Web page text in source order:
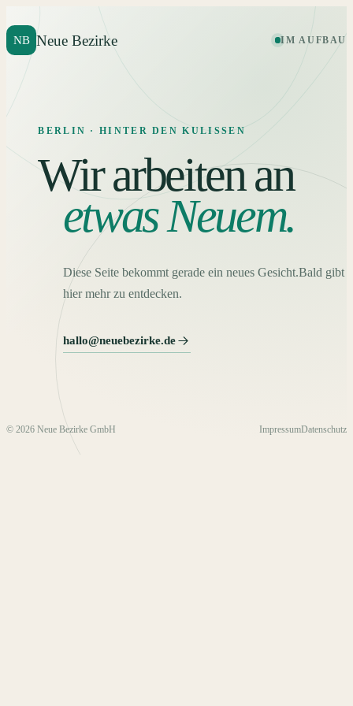
NB Neue Bezirke IM AUFBAU
BERLIN · HINTER DEN KULISSEN
Wir arbeiten an
etwas Neuem.
Diese Seite bekommt gerade ein neues Gesicht.Bald gibt
hier mehr zu entdecken.
hallo@neuebezirke.de
© 2026 Neue Bezirke GmbH ImpressumDatenschutz